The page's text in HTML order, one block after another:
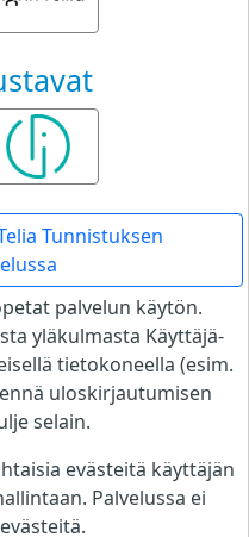
Smart ID
Tunnistuksen
palvelun käytön.
yläkulmasta Käyttäjä-
tietokoneella (esim.
uloskirjautumisen
selain.
evästeitä käyttäjän
Palvelussa ei